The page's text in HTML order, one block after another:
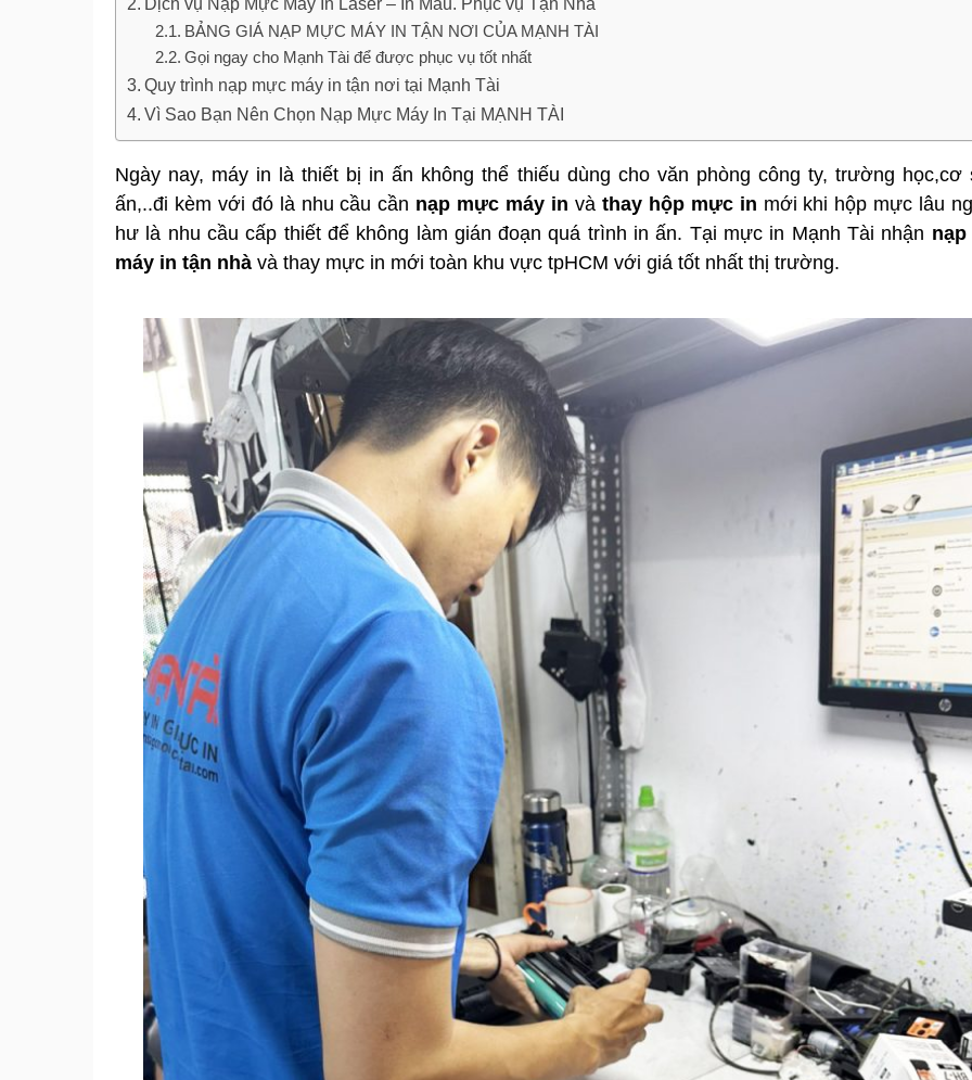
BẢNG GIÁ NẠP MỰC MÁY IN TẬN NƠI CỦA MẠNH TÀI
Gọi ngay cho Mạnh Tài để được phục vụ tốt nhất
Quy trình nạp mực máy in tận nơi tại Mạnh Tài
Vì Sao Bạn Nên Chọn Nạp Mực Máy In Tại MẠNH TÀI
Ngày nay, máy in là thiết bị in ấn không thể thiếu dùng cho văn phòng công ty, trường học,cơ
ấn,..đi kèm với đó là nhu cầu cần nạp mực máy in và thay hộp mực in mới khi hộp mực lâu
hư là nhu cầu cấp thiết để không làm gián đoạn quá trình in ấn. Tại mực in Mạnh Tài nhận
máy in tận nhà và thay mực in mới toàn khu vực tpHCM với giá tốt nhất thị trường.